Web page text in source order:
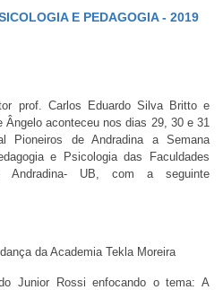
E PEDAGOGIA - 2019
prof. Carlos Eduardo Silva Britto e
Ângelo aconteceu nos dias 29, 30 e 31
Pioneiros de Andradina a Semana
e Psicologia das Faculdades
Andradina- UB, com a seguinte
da Academia Tekla Moreira
Junior Rossi enfocando o tema: A